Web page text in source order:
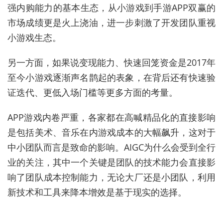
强内购能力的基本生态，从小游戏到手游APP双赢的
市场成绩更是火上浇油，进一步刺激了开发团队重视
小游戏生态。
另一方面，如果说变现能力、快速回笼资金是2017年
至今小游戏逐渐声名鹊起的表象，在背后还有快速验
证迭代、更低入场门槛等更多方面的考量。
APP游戏内卷严重，各家都在高喊精品化的直接影响
是包括美术、音乐在内游戏成本的大幅飙升，这对于
中小团队而言是致命的影响。AIGC为什么会受到全行
业的关注，其中一个关键是团队的技术能力会直接影
响了团队成本控制能力，无论大厂还是小团队，利用
新技术和工具来降本增效是基于现实的选择。